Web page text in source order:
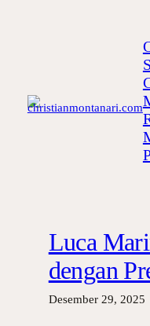
Luca
dengan
Desember 29, 2025